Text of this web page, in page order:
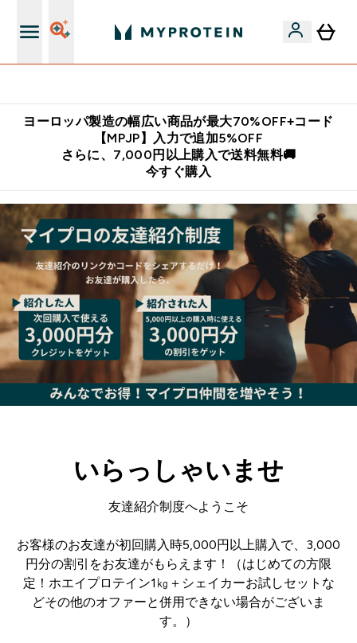
ヨーロッパ製造の幅広い商品が最大70%OFF+コード
【MPJP】入力で追加5%OFF
さらに、7,000円以上購入で送料無料🚚
今すぐ購入
いらっしゃいませ
友達紹介制度へようこそ
お客様のお友達が初回購入時5,000円以上購入で、3,000
円分の割引をお友達がもらえます！（はじめての方限
定！ホエイプロテイン1㎏＋シェイカーお試しセットな
どその他のオファーと併用できない場合がございま
す。）